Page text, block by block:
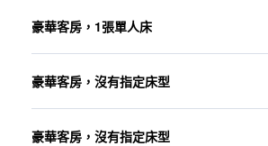
豪華客房，1張單人床
豪華客房，沒有指定床型
豪華客房，沒有指定床型